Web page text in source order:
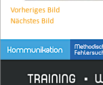
Vorheriges Bild
Nächstes Bild